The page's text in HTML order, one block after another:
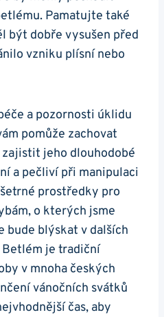
Pamatujte také
být dobře vysušen před
vzniku plísní nebo
a pozornosti úklidu
pomůže zachovat
jeho dlouhodobé
a pečliví při manipulaci
prostředky pro
o kterých jsme
bude blýskat v dalších
Betlém je tradiční
v mnoha českých
vánočních svátků
čas, aby